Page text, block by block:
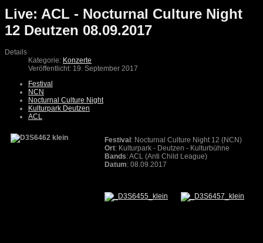
Live: ACL - Nocturnal Culture Night
12 Deutzen 08.09.2017
Details
Kategorie: Konzerte
Veröffentlicht: 19. September 2017
Festival
NCN
Nocturnal Culture Night
Kulturpark Deutzen
ACL
Festival : Nocturnal Culture Night 12 (NCN)
Ort: Kulturpark - Deutzen - Kulturbühne
Bands: ACL (Anti Child League)
Datum: 08.09.2017